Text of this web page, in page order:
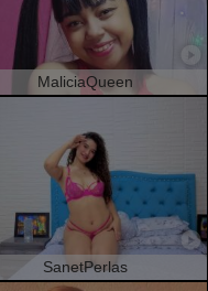
MaliciaQueen
SanetPerlas